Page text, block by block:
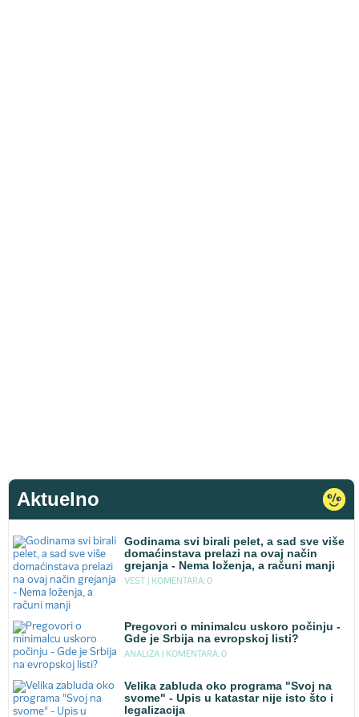
Aktuelno
Godinama svi birali pelet, a sad sve više
domaćinstava prelazi na ovaj način
grejanja - Nema loženja, a računi manji
VEST | KOMENTARA: 0
Pregovori o minimalcu uskoro počinju -
Gde je Srbija na evropskoj listi?
ANALIZA | KOMENTARA: 0
Velika zabluda oko programa "Svoj na
svome" - Upis u katastar nije isto što i
legalizacija